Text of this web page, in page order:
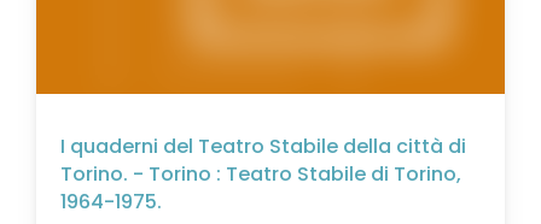
I quaderni del Teatro Stabile della città di
Torino. - Torino : Teatro Stabile di Torino,
1964-1975.